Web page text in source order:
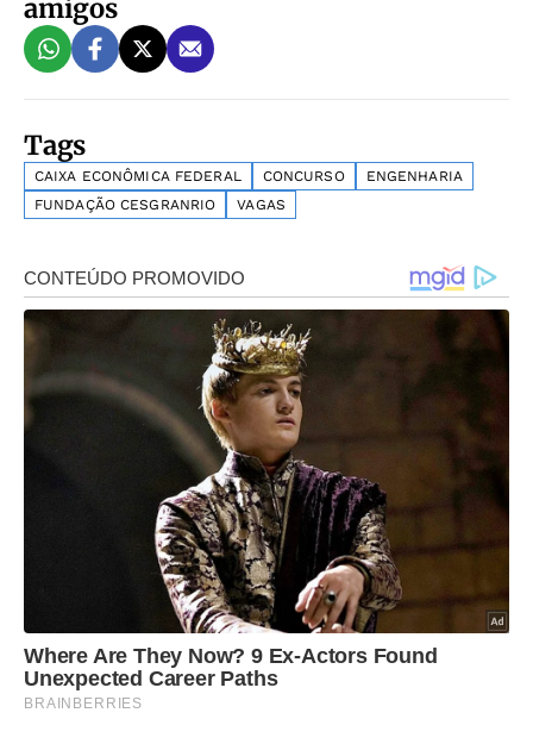
amigos
Tags
CAIXA ECONÔMICA FEDERAL CONCURSO
ENGENHARIA
FUNDAÇÃO CESGRANRIO
VAGAS